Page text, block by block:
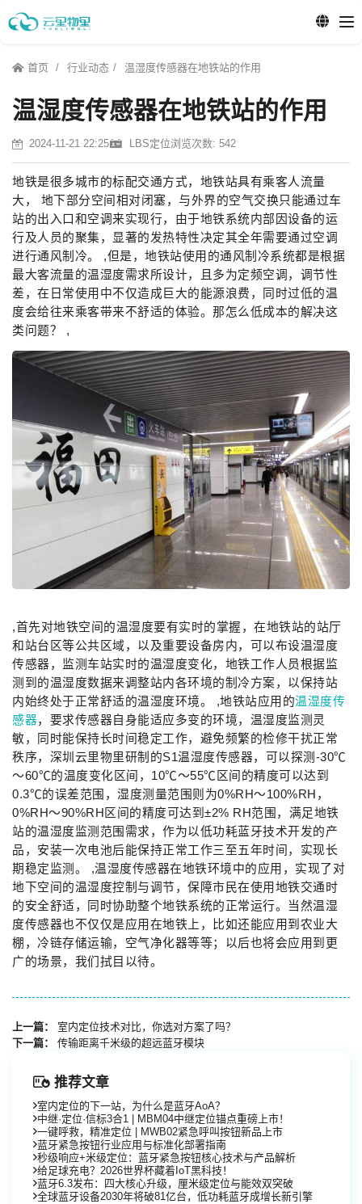
首页 行业动态 温湿度传感器在地铁站的作用
温湿度传感器在地铁站的作用
2024-11-21 22:25 LBS定位浏览次数: 542
地铁是很多城市的标配交通方式，地铁站具有乘客人流量
大， 地下部分空间相对闭塞，与外界的空气交换只能通过车
站的出入口和空调来实现行，由于地铁系统内部因设备的运
行及人员的聚集，显著的发热特性决定其全年需要通过空调
进行通风制冷。 ,但是，地铁站使用的通风制冷系统都是根据
最大客流量的温湿度需求所设计，且多为定频空调，调节性
差，在日常使用中不仅造成巨大的能源浪费，同时过低的温
度会给往来乘客带来不舒适的体验。那怎么低成本的解决这
类问题？ ,
,首先对地铁空间的温湿度要有实时的掌握，在地铁站的站厅
和站台区等公共区域，以及重要设备房内，可以布设温湿度
传感器，监测车站实时的温湿度变化，地铁工作人员根据监
测到的温湿度数据来调整站内各环境的制冷方案，以保持站
内始终处于正常舒适的温湿度环境。 ,地铁站应用的温湿度传
感器，要求传感器自身能适应多变的环境，温湿度监测灵
敏，同时能保持长时间稳定工作，避免频繁的检修干扰正常
秩序，深圳云里物里研制的S1温湿度传感器，可以探测-30℃
～60℃的温度变化区间，10℃～55℃区间的精度可以达到
0.3℃的误差范围，湿度测量范围则为0%RH～100%RH，
0%RH～90%RH区间的精度可达到±2% RH范围，满足地铁
站的温湿度监测范围需求，作为以低功耗蓝牙技术开发的产
品，安装一次电池后能保持正常工作三至五年时间，实现长
期稳定监测。 ,温湿度传感器在地铁环境中的应用，实现了对
地下空间的温湿度控制与调节，保障市民在使用地铁交通时
的安全舒适，同时协助整个地铁系统的正常运行。当然温湿
度传感器也不仅仅是应用在地铁上，比如还能应用到农业大
棚，冷链存储运输，空气净化器等等；以后也将会应用到更
广的场景，我们拭目以待。
上一篇：
室内定位技术对比，你选对方案了吗？
下一篇：
传输距离千米级的超远蓝牙模块
推荐文章
室内定位的下一站，为什么是蓝牙AoA？
中继·定位·信标3合1 | MBM04中继定位锚点重磅上市！
一键呼救，精准定位 | MWB02紧急呼叫按钮新品上市
蓝牙紧急按钮行业应用与标准化部署指南
秒级响应+米级定位：蓝牙紧急按钮核心技术与产品解析
给足球充电？2026世界杯藏着IoT黑科技！
蓝牙6.3发布：四大核心升级，厘米级定位与能效双突破
全球蓝牙设备2030年将破81亿台，低功耗蓝牙成增长新引擎